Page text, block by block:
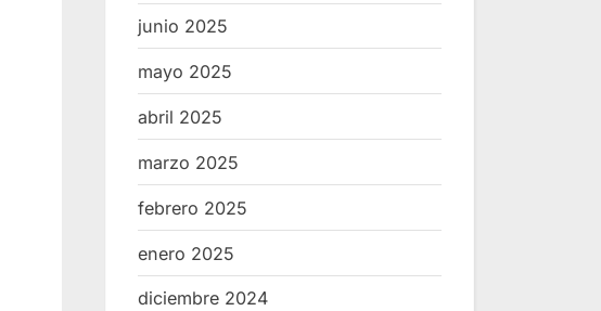
junio 2025
mayo 2025
abril 2025
marzo 2025
febrero 2025
enero 2025
diciembre 2024